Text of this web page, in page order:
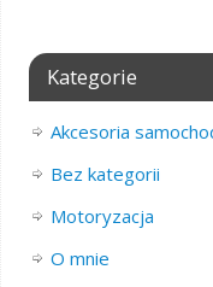
Kategorie
Akcesoria
Bez kategorii
Motoryzacja
O mnie